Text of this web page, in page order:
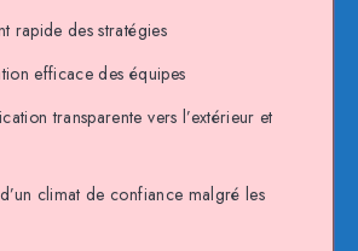
rapide des stratégies
efficace des équipes
transparente vers l’extérieur et
climat de confiance malgré les